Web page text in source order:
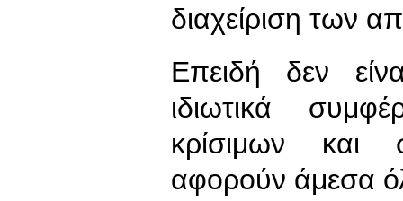
διαχείριση των
Επειδή δεν
ιδιωτικά
κρίσιμων και
αφορούν άμεσα